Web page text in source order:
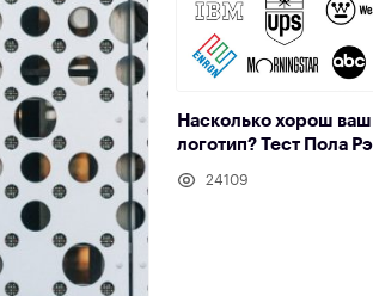
Насколько хорош ваш
логотип? Тест Пола
24109